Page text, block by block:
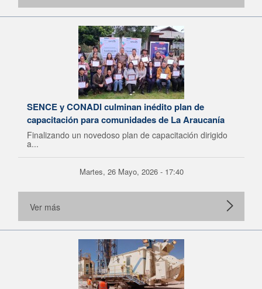
SENCE y CONADI culminan inédito plan de
capacitación para comunidades de La Araucanía
Finalizando un novedoso plan de capacitación dirigido
a...
Martes, 26 Mayo, 2026 - 17:40
Ver más